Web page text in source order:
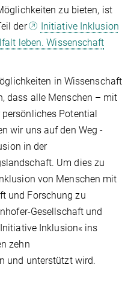
zu bieten, ist
der
Initiative Inklusion
leben. Wissenschaft
in Wissenschaft
dass alle Menschen – mit
Potential
wir uns auf den Weg -
in der
Um dies zu
von Menschen mit
und Forschung zu
Gesellschaft und
Inklusion« ins
zehn
und unterstützt wird.